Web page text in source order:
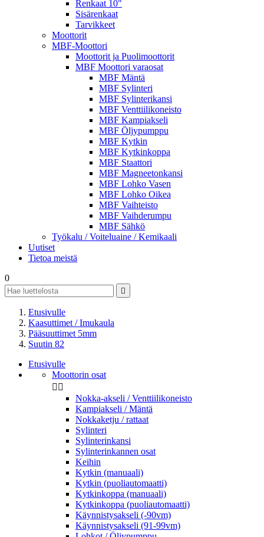
Renkaat 10"
Sisärenkaat
Tarvikkeet
Moottorit
MBF-Moottori
Moottorit ja Puolimoottorit
MBF Moottori varaosat
MBF Mäntä
MBF Sylinteri
MBF Sylinterikansi
MBF Venttiilikoneisto
MBF Kampiakseli
MBF Öljypumppu
MBF Kytkin
MBF Kytkinkoppa
MBF Staattori
MBF Magneetonkansi
MBF Lohko Vasen
MBF Lohko Oikea
MBF Vaihteisto
MBF Vaihderumpu
MBF Sähkö
Työkalu / Voiteluaine / Kemikaali
Uutiset
Tietoa meistä
0

Etusivulle
Kaasuttimet / Imukaula
Pääsuuttimet 5mm
Suutin 82
Etusivulle
Moottorin osat
 
Nokka-akseli / Venttiilikoneisto
Kampiakseli / Mäntä
Nokkaketju / rattaat
Sylinteri
Sylinterinkansi
Sylinterinkannen osat
Keihin
Kytkin (manuaali)
Kytkin (puoliautomaatti)
Kytkinkoppa (manuaali)
Kytkinkoppa (puoliautomaatti)
Käynnistysakseli (-90vm)
Käynnistysakseli (91-99vm)